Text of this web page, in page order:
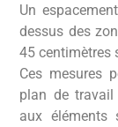
Un
dessus des
45 centimètres
Ces mesures
plan de
aux éléments